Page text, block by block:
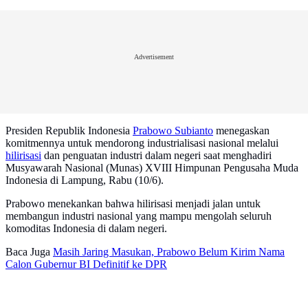
Advertisement
Presiden Republik Indonesia Prabowo Subianto menegaskan
komitmennya untuk mendorong industrialisasi nasional melalui
hilirisasi dan penguatan industri dalam negeri saat menghadiri
Musyawarah Nasional (Munas) XVIII Himpunan Pengusaha Muda
Indonesia di Lampung, Rabu (10/6).
Prabowo menekankan bahwa hilirisasi menjadi jalan untuk
membangun industri nasional yang mampu mengolah seluruh
komoditas Indonesia di dalam negeri.
Baca Juga Masih Jaring Masukan, Prabowo Belum Kirim Nama
Calon Gubernur BI Definitif ke DPR